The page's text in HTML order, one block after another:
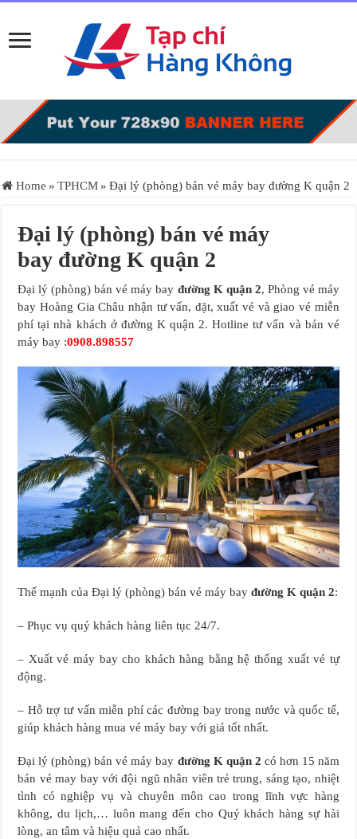
Home » TPHCM » Đại lý (phòng) bán vé máy bay đường K quận 2
Đại lý (phòng) bán vé máy
bay đường K quận 2
Đại lý (phòng) bán vé máy bay đường K quận 2, Phòng vé máy
bay Hoàng Gia Châu nhận tư vấn, đặt, xuất vé và giao vé miễn
phí tại nhà khách ở đường K quận 2. Hotline tư vấn và bán vé
máy bay :0908.898557
Thế mạnh của Đại lý (phòng) bán vé máy bayđường K quận 2:
– Phục vụ quý khách hàng liên tục 24/7.
– Xuất vé máy bay cho khách hàng bằng hệ thống xuất vé tự
động.
– Hỗ trợ tư vấn miễn phí các đường bay trong nước và quốc tế,
giúp khách hàng mua vé máy bay với giá tốt nhất.
Đại lý (phòng) bán vé máy bay đường K quận 2 có hơn 15 năm
bán vé may bay với đội ngũ nhân viên trẻ trung, sáng tạo, nhiệt
tình có nghiệp vụ và chuyên môn cao trong lĩnh vực hàng
không, du lịch,… luôn mang đến cho Quý khách hàng sự hài
lòng, an tâm và hiệu quả cao nhất.